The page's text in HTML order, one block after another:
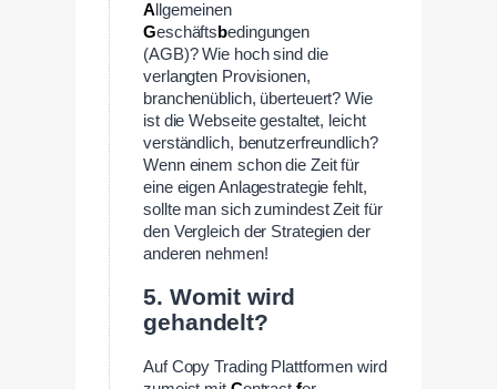
Allgemeinen
Geschäfts bedingungen
(AGB)? Wie hoch sind die
verlangten Provisionen,
branchenüblich, überteuert? Wie
ist die Webseite gestaltet, leicht
verständlich, benutzerfreundlich?
Wenn einem schon die Zeit für
eine eigen Anlagestrategie fehlt,
sollte man sich zumindest Zeit für
den Vergleich der Strategien der
anderen nehmen!
5. Womit wird
gehandelt?
Auf Copy Trading Plattformen wird